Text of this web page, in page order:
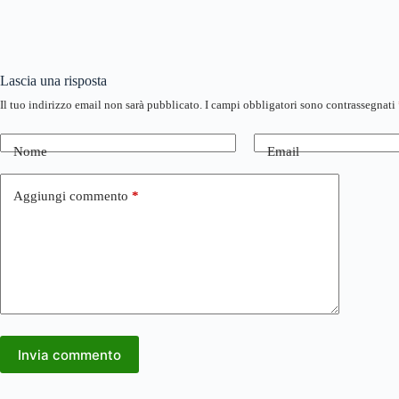
Lascia una risposta
Il tuo indirizzo email non sarà pubblicato. I campi obbligatori sono contrassegnati
Nome Email
Aggiungi commento *
Invia commento